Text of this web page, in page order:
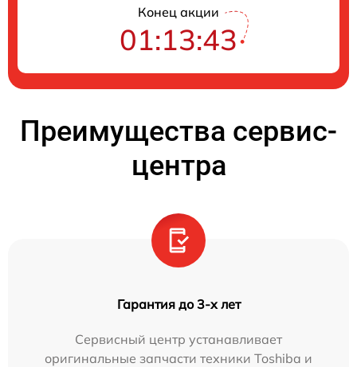
Конец акции
01:13:42
Преимущества сервис-
центра
Гарантия до 3-х лет
Сервисный центр устанавливает
оригинальные запчасти техники Toshiba и